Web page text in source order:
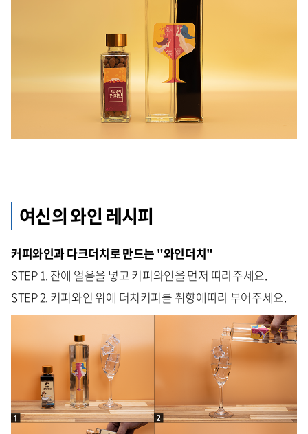
여신의 와인 레시피
커피와인과 다크더치로 만드는 "와인더치"
STEP 1. 잔에 얼음을 넣고 커피와인을 먼저 따라주세요.
STEP 2. 커피와인 위에 더치커피를 취향에따라 부어주세요.